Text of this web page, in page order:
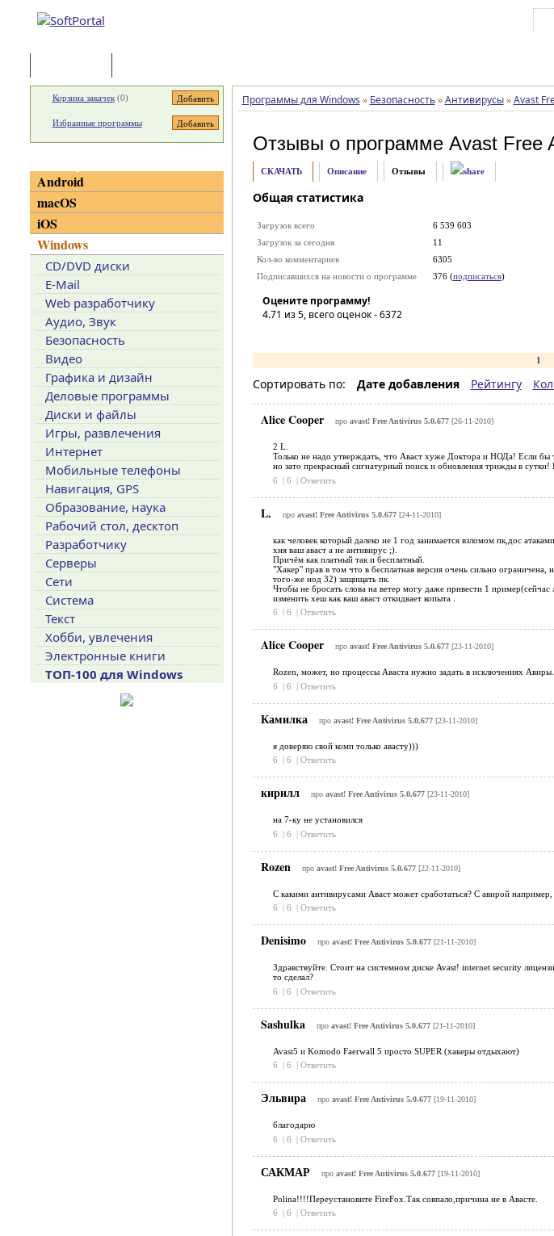
Программы для Windows » Безопасность » Антивирусы » Avast
Отзывы о программе Avast Free
СКАЧАТЬ Описание Отзывы
Общая статистика
Загрузок всего
6 539 603
Загрузок за сегодня
11
Кол-во комментариев
6305
Подписавшихся на новости о программе
376 (подписаться)
Оцените программу!
4.71 из 5, всего оценок -6372
1
Сортировать по: Дате добавления Рейтингу
Alice Cooper про avast! Free Antivirus 5.0.677[26-11-2010]
2 L.
Только не надо утверждать, что Аваст хуже Доктора и НОДа! Если бы
но зато прекрасный сигнатурный поиск и обновления трижды в
6
| 6 | Ответить
L. про avast! Free Antivirus 5.0.677[24-11-2010]
как человек который далеко не 1 год занимается взломом пк,дос
хня ваш аваст а не антивирус ;).
Причём как платный так и бесплатный.
"Хакер" прав в том что в бесплатная версия очень сильно
того-же нод 32) защищать пк.
Чтобы не бросать слова на ветер могу даже привести 1
изменить хеш как ваш аваст откидвает копыта .
6
| 6 | Ответить
Alice Cooper про avast! Free Antivirus 5.0.677[23-11-2010]
Rozen, может, но процессы Аваста нужно задать в исключениях Авиры.
6
| 6 | Ответить
Камилка про avast! Free Antivirus 5.0.677[23-11-2010]
я доверяю свой комп только авасту)))
6
| 6 | Ответить
кирилл про avast! Free Antivirus 5.0.677[23-11-2010]
на 7-ку не установился
6
| 6 | Ответить
Rozen про avast! Free Antivirus 5.0.677[22-11-2010]
С какими антивирусами Аваст может сработаться? С авирой
6
| 6 | Ответить
Denisimo про avast! Free Antivirus 5.0.677[21-11-2010]
Здравствуйте. Стоит на системном диске Avast! internet security
то сделал?
6
| 6 | Ответить
Sashulka про avast! Free Antivirus 5.0.677[21-11-2010]
Avast5 и Komodo Faerwall 5 просто SUPER (хакеры отдыхают)
6
| 6 | Ответить
Эльвира про avast! Free Antivirus 5.0.677[19-11-2010]
благодарю
6
| 6 | Ответить
САКМАР про avast! Free Antivirus 5.0.677[19-11-2010]
Polina!!!!Переустановите FireFox.Так совпало,причина не в Авасте.
6
| 6 | Ответить
Корзина закачек(0)
Избранные программы
Android
macOS
iOS
Windows
CD/DVD диски
E-Mail
Web разработчику
Аудио, Звук
Безопасность
Видео
Графика и дизайн
Деловые программы
Диски и файлы
Игры, развлечения
Интернет
Мобильные телефоны
Навигация, GPS
Образование, наука
Рабочий стол, десктоп
Разработчику
Серверы
Сети
Система
Текст
Хобби, увлечения
Электронные книги
ТОП-100 для Windows